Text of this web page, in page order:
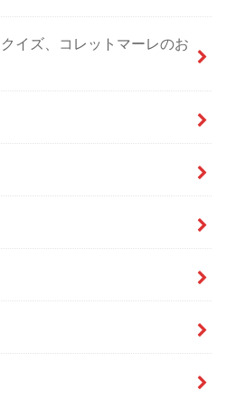
イズ、コレットマーレのお